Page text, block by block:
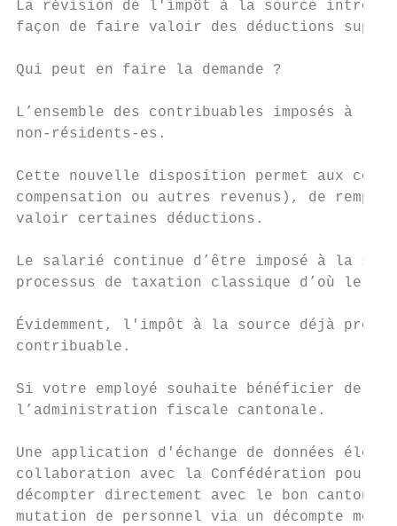
La révision de l'impôt à la source
façon de faire valoir des déductions
Qui peut en faire la demande ?
L’ensemble des contribuables imposés à
non-résidents-es.
Cette nouvelle disposition permet aux
compensation ou autres revenus), de
valoir certaines déductions.
Le salarié continue d’être imposé à la
processus de taxation classique d’où le
Évidemment, l'impôt à la source déjà
contribuable.
Si votre employé souhaite bénéficier de
l’administration fiscale cantonale.
Une application d'échange de données
collaboration avec la Confédération
décompter directement avec le bon canton
mutation de personnel via un décompte